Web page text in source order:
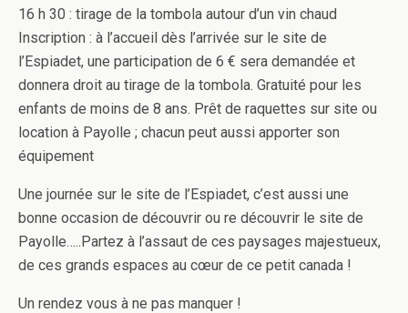
16 h 30 : tirage de la tombola autour d’un vin chaud
Inscription : à l’accueil dès l’arrivée sur le site de
l’Espiadet, une participation de 6 € sera demandée et
donnera droit au tirage de la tombola. Gratuité pour les
enfants de moins de 8 ans. Prêt de raquettes sur site ou
location à Payolle ; chacun peut aussi apporter son
équipement
Une journée sur le site de l’Espiadet, c’est aussi une
bonne occasion de découvrir ou re découvrir le site de
Payolle…..Partez à l’assaut de ces paysages majestueux,
de ces grands espaces au cœur de ce petit canada !
Un rendez vous à ne pas manquer !